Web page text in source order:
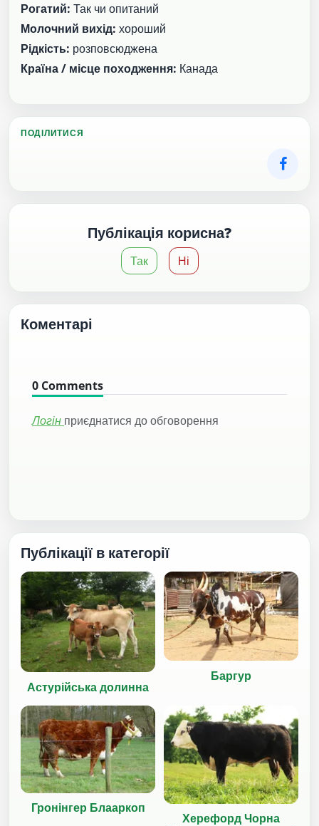
Рогатий: Так чи опитаний
Молочний вихід: хороший
Рідкість: розповсюджена
Країна / місце походження: Канада
ПОДІЛИТИСЯ
Публікація корисна?
Так Ні
Коментарі
0 Comments
Логін приєднатися до обговорення
Публікації в категорії
Астурійська долинна
Баргур
Гронінгер Блааркоп
Херефорд Чорна